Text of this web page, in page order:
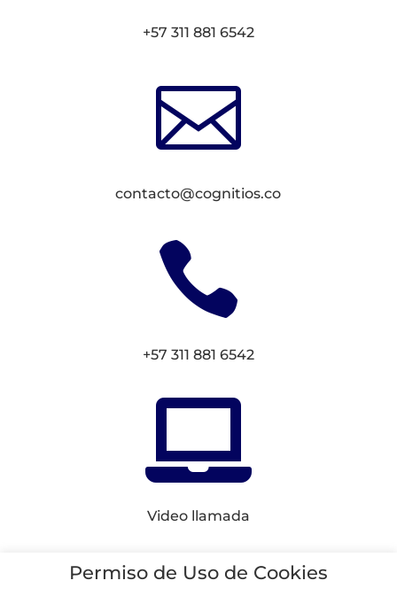
+57 311 881 6542

contacto@cognitios.co

+57 311 881 6542

Video llamada
Conectemos enRedes
Permiso de Uso de Cookies